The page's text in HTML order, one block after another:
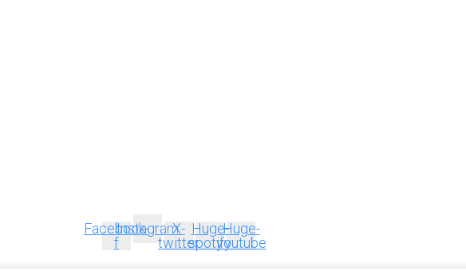
Facebook-
f
InstagramX-
twitter
Huge-
spotify
Huge-
youtube